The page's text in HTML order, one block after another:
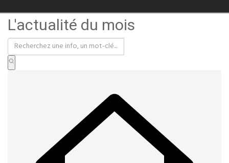
L'actualité du mois